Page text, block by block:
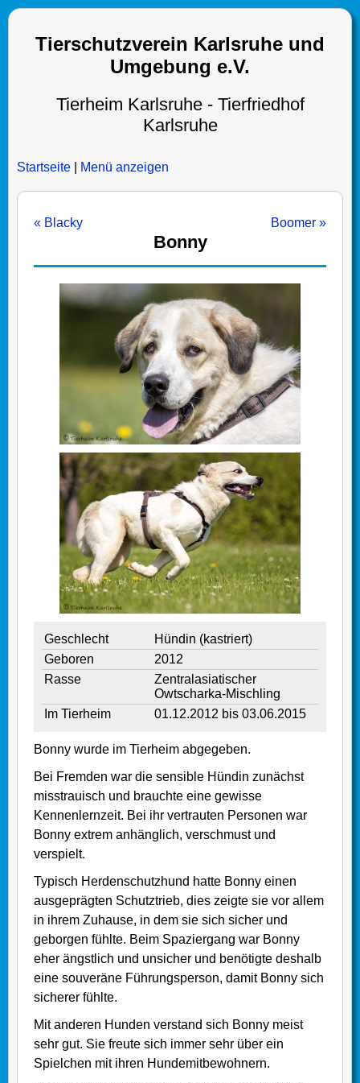
Tierschutzverein Karlsruhe und
Umgebung e.V.
Tierheim Karlsruhe - Tierfriedhof
Karlsruhe
Startseite Menü anzeigen
« Blacky Boomer »
Bonny
Geschlecht
Hündin (kastriert)
Geboren
2012
Rasse
Zentralasiatischer
Owtscharka-Mischling
Im Tierheim
01.12.2012 bis 03.06.2015
Bonny wurde im Tierheim abgegeben.
Bei Fremden war die sensible Hündin zunächst
misstrauisch und brauchte eine gewisse
Kennenlernzeit. Bei ihr vertrauten Personen war
Bonny extrem anhänglich, verschmust und
verspielt.
Typisch Herdenschutzhund hatte Bonny einen
ausgeprägten Schutztrieb, dies zeigte sie vor allem
in ihrem Zuhause, in dem sie sich sicher und
geborgen fühlte. Beim Spaziergang war Bonny
eher ängstlich und unsicher und benötigte deshalb
eine souveräne Führungsperson, damit Bonny sich
sicherer fühlte.
Mit anderen Hunden verstand sich Bonny meist
sehr gut. Sie freute sich immer sehr über ein
Spielchen mit ihren Hundemitbewohnern.